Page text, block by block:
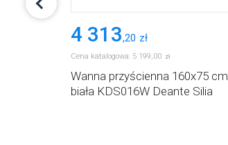
4 313,20 zł
Cena katalogowa: 5 199,00 zł
Wanna przyścienna 160x75 cm
biała KDS016W Deante Silia